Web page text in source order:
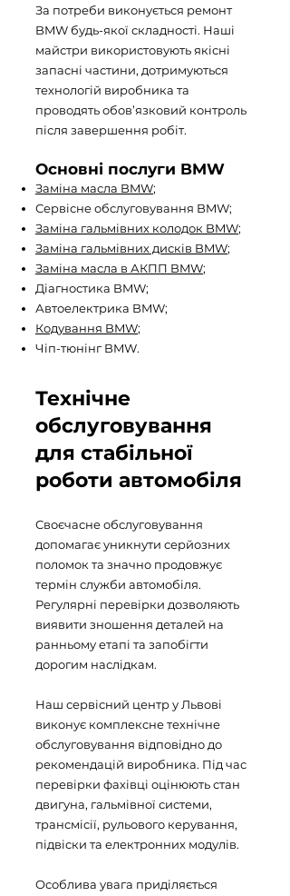
За потреби виконується ремонт
BMW будь-якої складності. Наші
майстри використовують якісні
запасні частини, дотримуються
технологій виробника та
проводять обов’язковий контроль
після завершення робіт.
Основні послуги BMW
Заміна масла BMW;
Сервісне обслуговування BMW;
Заміна гальмівних колодок BMW;
Заміна гальмівних дисків BMW;
Заміна масла в АКПП BMW;
Діагностика BMW;
Автоелектрика BMW;
Кодування BMW;
Чіп-тюнінг BMW.
Технічне
обслуговування
для стабільної
роботи автомобіля
Своєчасне обслуговування
допомагає уникнути серйозних
поломок та значно продовжує
термін служби автомобіля.
Регулярні перевірки дозволяють
виявити зношення деталей на
ранньому етапі та запобігти
дорогим наслідкам.
Наш сервісний центр у Львові
виконує комплексне технічне
обслуговування відповідно до
рекомендацій виробника. Під час
перевірки фахівці оцінюють стан
двигуна, гальмівної системи,
трансмісії, рульового керування,
підвіски та електронних модулів.
Особлива увага приділяється